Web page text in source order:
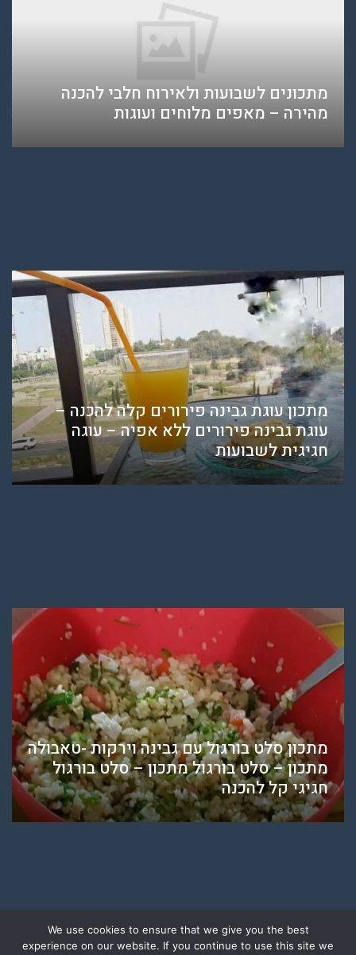
מתכונים לשבועות ולאירוח חלבי להכנה
מהירה – מאפים מלוחים ועוגות
מתכון עוגת גבינה פירורים קלה להכנה –
עוגת גבינה פירורים ללא אפיה – עוגה
חגיגית לשבועות
מתכון סלט בורגול עם גבינה וירקות -טאבולה
מתכון – סלט בורגול מתכון – סלט בורגול
חגיגי קל להכנה
We use cookies to ensure that we give you the best
experience on our website. If you continue to use this site we